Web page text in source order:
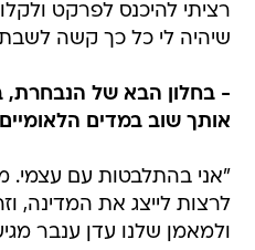
רציתי להיכנס לפרקט
שיהיה לי כל כך קשה
- בחלון הבא של הנבחרת,
אותך שוב במדים
"אני בהתלבטות עם
לרצות לייצג את המדינה,
ולמאמן שלנו עדן ענבר